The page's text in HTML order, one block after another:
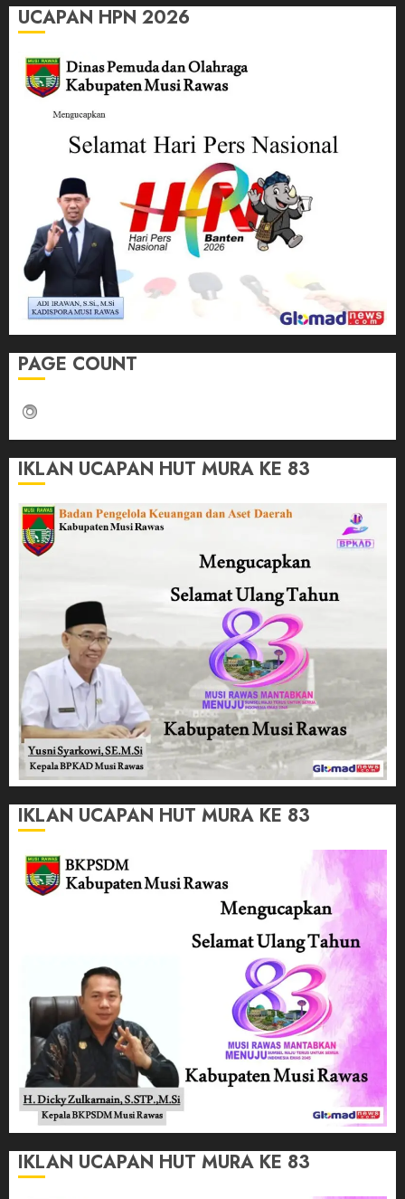
UCAPAN HPN 2026
PAGE COUNT
IKLAN UCAPAN HUT MURA KE 83
IKLAN UCAPAN HUT MURA KE 83
IKLAN UCAPAN HUT MURA KE 83